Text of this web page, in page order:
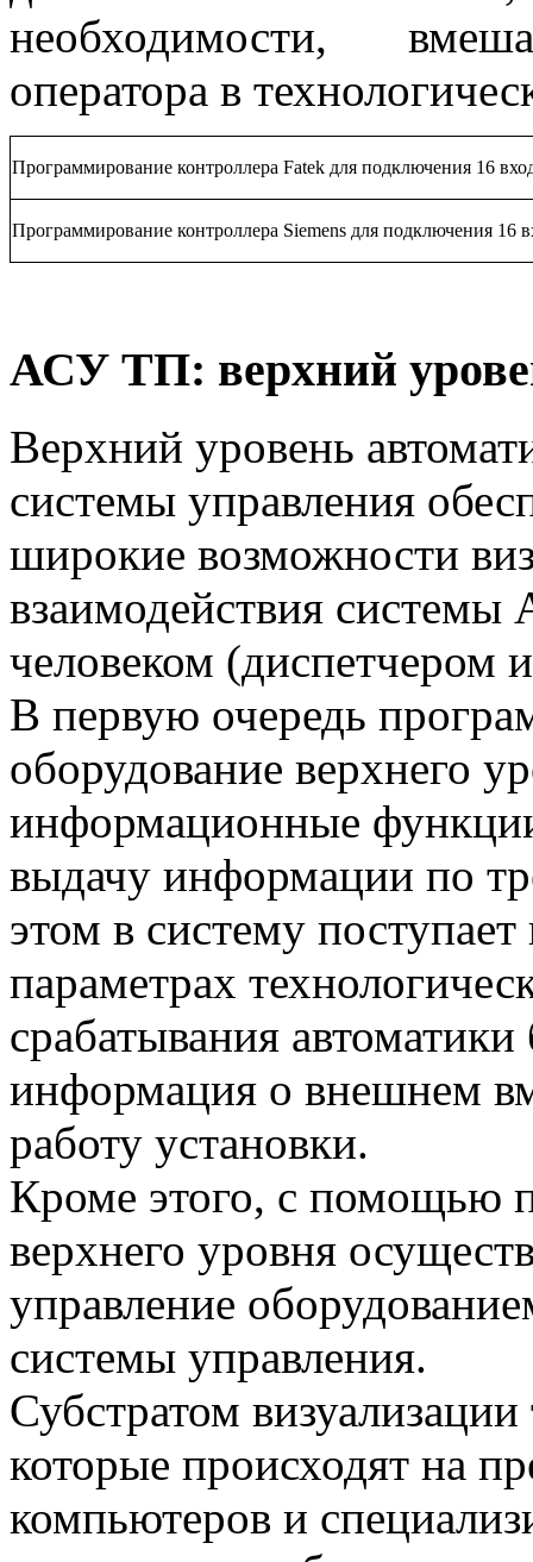
необходимости,
оператора в
Программирование контроллера Fatek для подключения 16
Программирование контроллера Siemens для подключения 16
АСУ ТП: верхний
Верхний уровень
системы управления
широкие возможности
взаимодействия
человеком (диспетчером
В первую очередь
оборудование верхнего
информационные
выдачу информации по
этом в систему
параметрах
срабатывания
информация о внешнем
работу установки.
Кроме этого, с помощью
верхнего уровня
управление
системы управления.
Субстратом
которые происходят на
компьютеров и